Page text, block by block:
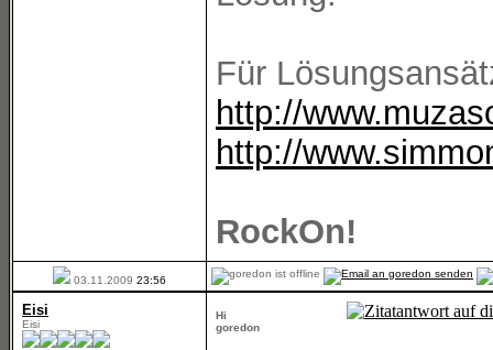
Für
http://
http://
RockOn!
03.11.2009 23:56
Eisi
Eisi
Hi
goredon